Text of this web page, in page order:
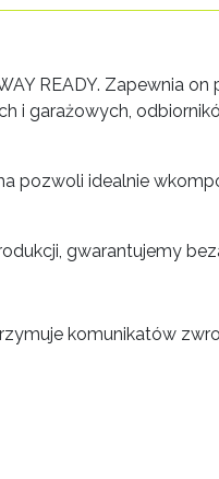
READY. Zapewnia
i garażowych,
pozwoli idealnie
gwarantujemy
komunikatów